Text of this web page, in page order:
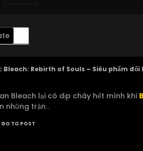
Bleach: Rebirth of Souls – Siêu phẩm
Bleach lại có dịp cháy hết mình khi
những trận...
GO TO POST